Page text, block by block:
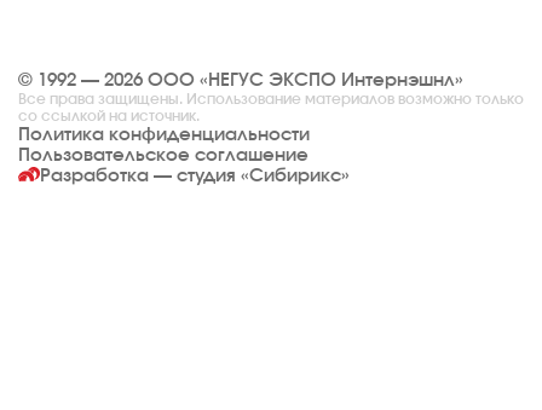
© 1992 — 2026 ООО «НЕГУС ЭКСПО Интернэшнл»
Все права защищены. Использование материалов возможно только
со ссылкой на источник.
Политика конфиденциальности
Пользовательское соглашение
Разработка — студия «Сибирикс»